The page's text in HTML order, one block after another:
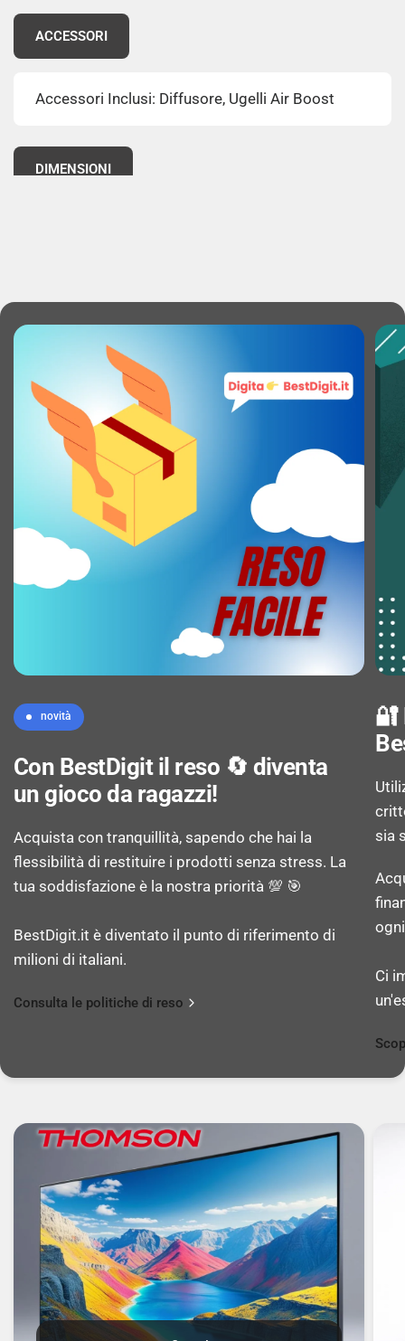
ACCESSORI
Accessori Inclusi: Diffusore, Ugelli Air Boost
DIMENSIONI
PESO
Peso Netto: 1.162 kg
Peso Lordo: 1.332 kg
novità
Con BestDigit il reso 🔄 diventa
un gioco da ragazzi!
Acquista con tranquillità, sapendo che hai la
flessibilità di restituire i prodotti senza stress. La
tua soddisfazione è la nostra priorità 💯 🎯
BestDigit.it è diventato il punto di riferimento di
milioni di italiani.
Consulta le politiche di reso
🔐
sia
Ci